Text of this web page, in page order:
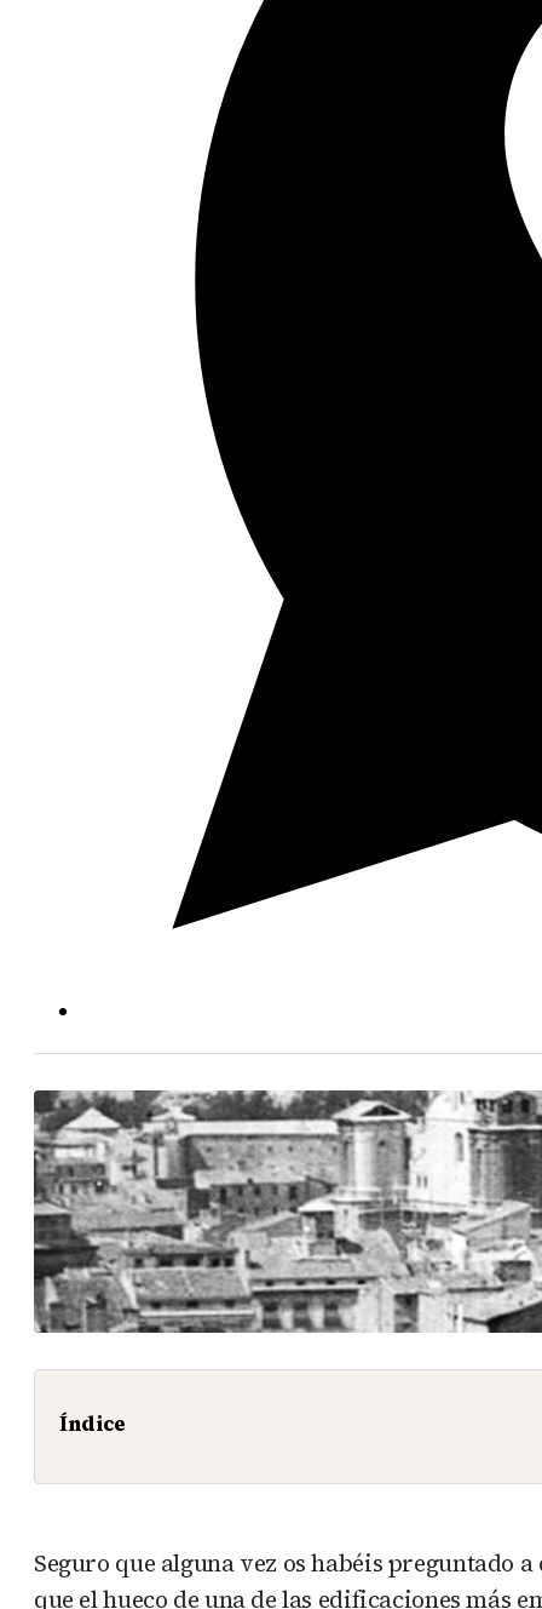
Índice
Seguro que alguna vez os habéis preguntado
que el hueco de una de las edificaciones más